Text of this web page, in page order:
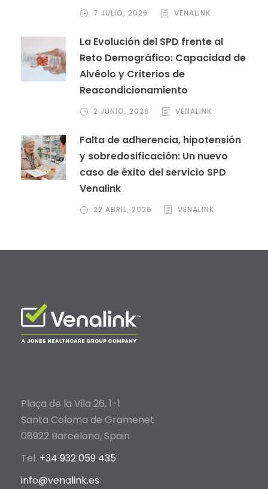
7 JULIO, 2026 VENALINK
La Evolución del SPD frente al
Reto Demográfico: Capacidad de
Alvéolo y Criterios de
Reacondicionamiento
2 JUNIO, 2026 VENALINK
Falta de adherencia, hipotensión
y sobredosificación: Un nuevo
caso de éxito del servicio SPD
Venalink
22 ABRIL, 2026 VENALINK
Plaça de la Vila 26, 1-1
Santa Coloma de Gramenet
08922 Barcelona, Spain
Tel. +34 932 059 435
info@venalink.es